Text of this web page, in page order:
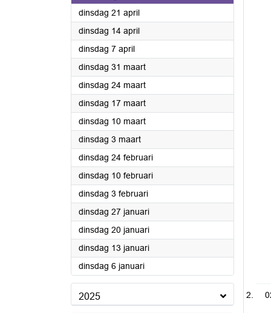
dinsdag 21 april2026
dinsdag 14 april2026
dinsdag 7 april2026
dinsdag 31 maart2026
dinsdag 24 maart2026
dinsdag 17 maart2026
dinsdag 10 maart2026
dinsdag 3 maart2026
dinsdag 24 februari2026
dinsdag 10 februari2026
dinsdag 3 februari2026
dinsdag 27 januari2026
dinsdag 20 januari2026
dinsdag 13 januari2026
dinsdag 6 januari2026
2025